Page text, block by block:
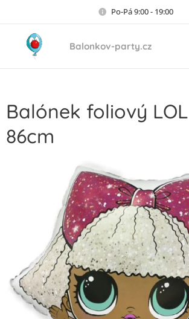
Po-Pá 9:00 - 19:00
Balonkov-party.cz
Balónek foliový
86cm